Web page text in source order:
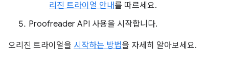
리진 트라이얼 안내를 따르세요.
Proofreader API 사용을 시작합니다.
오리진 트라이얼을 시작하는 방법을 자세히 알아보세요.